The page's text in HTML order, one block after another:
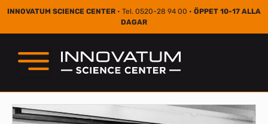
INNOVATUM SCIENCE CENTER • Tel. 0520-28 94 00 • ÖPPET 10-17 ALLA
DAGAR